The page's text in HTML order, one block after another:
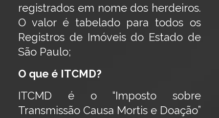
registrados em nome dos herdeiros.
O valor é tabelado para todos os
Registros de Imóveis do Estado de
São Paulo;
O que é ITCMD?
ITCMD é o “Imposto sobre
Transmissão Causa Mortis e Doação”